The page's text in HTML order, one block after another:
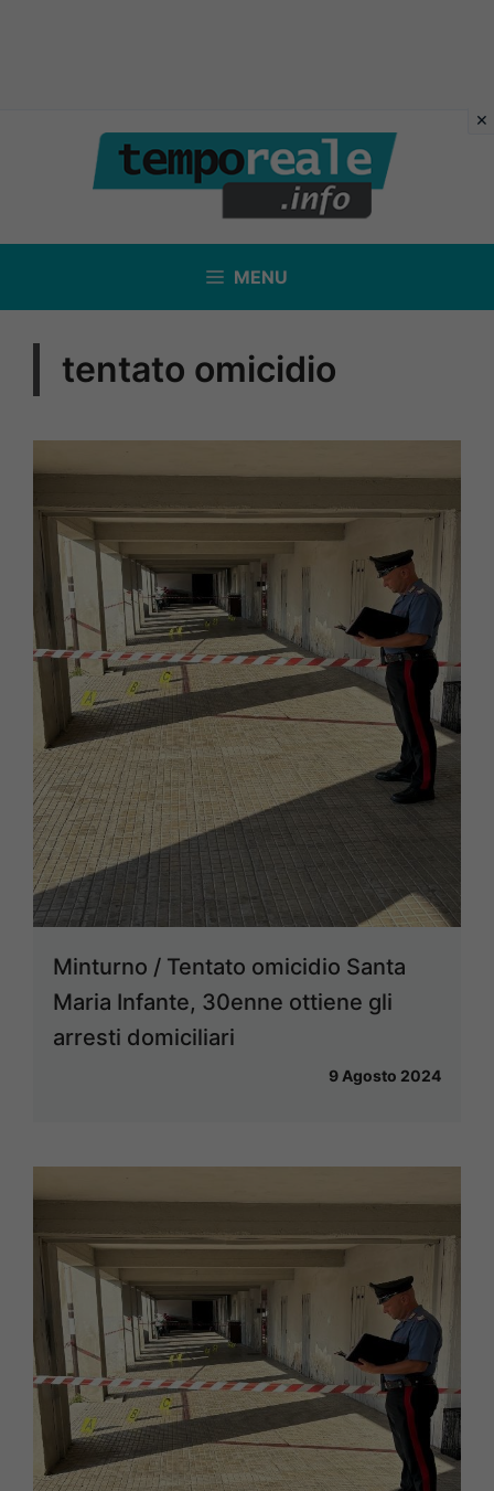
contenuto
MENU
tentato omicidio
Minturno / Tentato omicidio Santa
Maria Infante, 30enne ottiene gli
arresti domiciliari
9 Agosto 2024